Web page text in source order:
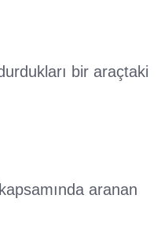
bir araçtaki
aranan